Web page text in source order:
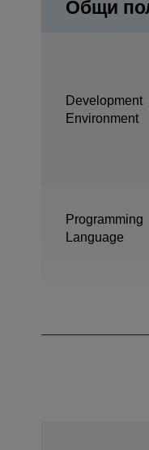
Общи
Development
Environment
Programming
Language